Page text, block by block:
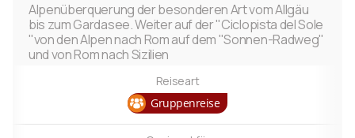
Alpenüberquerung der besonderen Art vom Allgäu
bis zum Gardasee. Weiter auf der "Ciclopista del Sole
"von den Alpen nach Rom auf dem "Sonnen-Radweg"
und von Rom nach Sizilien
Reiseart
Gruppenreise